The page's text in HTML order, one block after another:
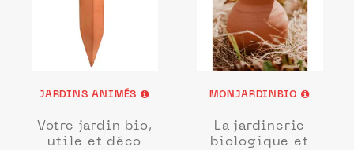
JARDINS ANIMÉS
Votre jardin bio,
utile et déco
MONJARDINBIO
La jardinerie
biologique et